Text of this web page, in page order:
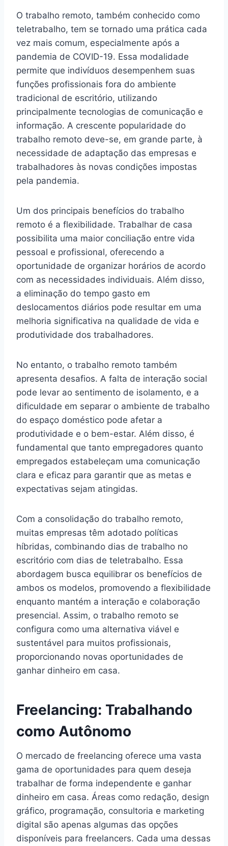
O trabalho remoto, também conhecido como
teletrabalho, tem se tornado uma prática cada
vez mais comum, especialmente após a
pandemia de COVID-19. Essa modalidade
permite que indivíduos desempenhem suas
funções profissionais fora do ambiente
tradicional de escritório, utilizando
principalmente tecnologias de comunicação e
informação. A crescente popularidade do
trabalho remoto deve-se, em grande parte, à
necessidade de adaptação das empresas e
trabalhadores às novas condições impostas
pela pandemia.
Um dos principais benefícios do trabalho
remoto é a flexibilidade. Trabalhar de casa
possibilita uma maior conciliação entre vida
pessoal e profissional, oferecendo a
oportunidade de organizar horários de acordo
com as necessidades individuais. Além disso,
a eliminação do tempo gasto em
deslocamentos diários pode resultar em uma
melhoria significativa na qualidade de vida e
produtividade dos trabalhadores.
No entanto, o trabalho remoto também
apresenta desafios. A falta de interação social
pode levar ao sentimento de isolamento, e a
dificuldade em separar o ambiente de trabalho
do espaço doméstico pode afetar a
produtividade e o bem-estar. Além disso, é
fundamental que tanto empregadores quanto
empregados estabeleçam uma comunicação
clara e eficaz para garantir que as metas e
expectativas sejam atingidas.
Com a consolidação do trabalho remoto,
muitas empresas têm adotado políticas
híbridas, combinando dias de trabalho no
escritório com dias de teletrabalho. Essa
abordagem busca equilibrar os benefícios de
ambos os modelos, promovendo a flexibilidade
enquanto mantém a interação e colaboração
presencial. Assim, o trabalho remoto se
configura como uma alternativa viável e
sustentável para muitos profissionais,
proporcionando novas oportunidades de
ganhar dinheiro em casa.
Freelancing: Trabalhando
como Autônomo
O mercado de freelancing oferece uma vasta
gama de oportunidades para quem deseja
trabalhar de forma independente e ganhar
dinheiro em casa. Áreas como redação, design
gráfico, programação, consultoria e marketing
digital são apenas algumas das opções
disponíveis para freelancers. Cada uma dessas